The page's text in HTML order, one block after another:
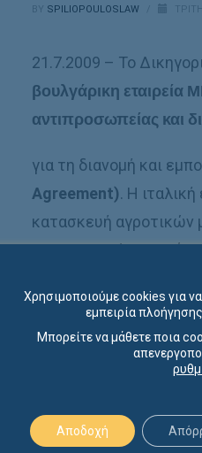
BY SPILIOPOULOSLAW
21.7.2009 – Το
βουλγάρικη εταιρεία
αντιπροσωπείας και
για τη διανομή και
Agreement). Η
κατασκευή αγροτικών
της σε 70 χώρες
Χρησιμοποιούμε cookies για
εμπειρία
Μπορείτε να μάθετε ποια
Αποδοχή